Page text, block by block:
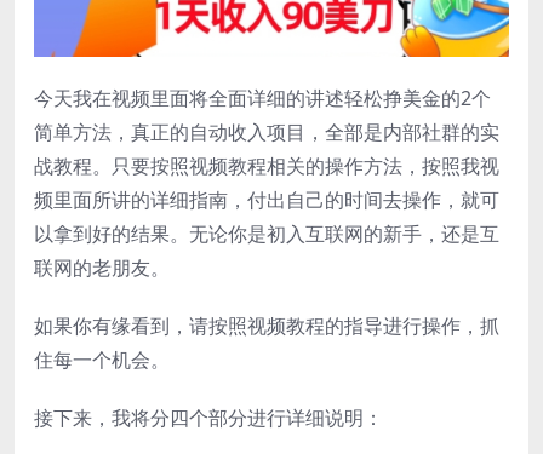
今天我在视频里面将全面详细的讲述轻松挣美金的2个
简单方法，真正的自动收入项目，全部是内部社群的实
战教程。只要按照视频教程相关的操作方法，按照我视
频里面所讲的详细指南，付出自己的时间去操作，就可
以拿到好的结果。无论你是初入互联网的新手，还是互
联网的老朋友。
如果你有缘看到，请按照视频教程的指导进行操作，抓
住每一个机会。
接下来，我将分四个部分进行详细说明：